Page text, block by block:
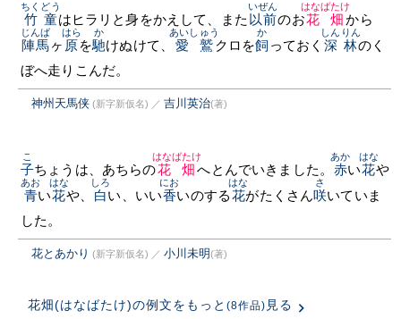
竹童
ちくどう
はヒラリと身をかえして、また 以前
いぜん
のお花畑
はなばたけ
から
陣馬
じんば
ヶ 原
はら
を馳
か
けぬけて、 愛鷲
あいしゅう
クロを飼
か
っておく 深林
しんりん
のく
ぼへ走りこんだ。
神州天馬侠 (新字新仮名) ／ 吉川英治(著)
子
こ
ちょうは、あちらの花畑
はなばたけ
へとんでいきました。 赤
あか
い花
はな
や
青
あお
い花
はな
や、 白
しろ
い、いい香
にお
いのする花
はな
がたくさん咲
さ
いていま
した。
花とあかり (新字新仮名) ／ 小川未明(著)
花畑(はなばたけ)の例文をもっと (8作品) 見る